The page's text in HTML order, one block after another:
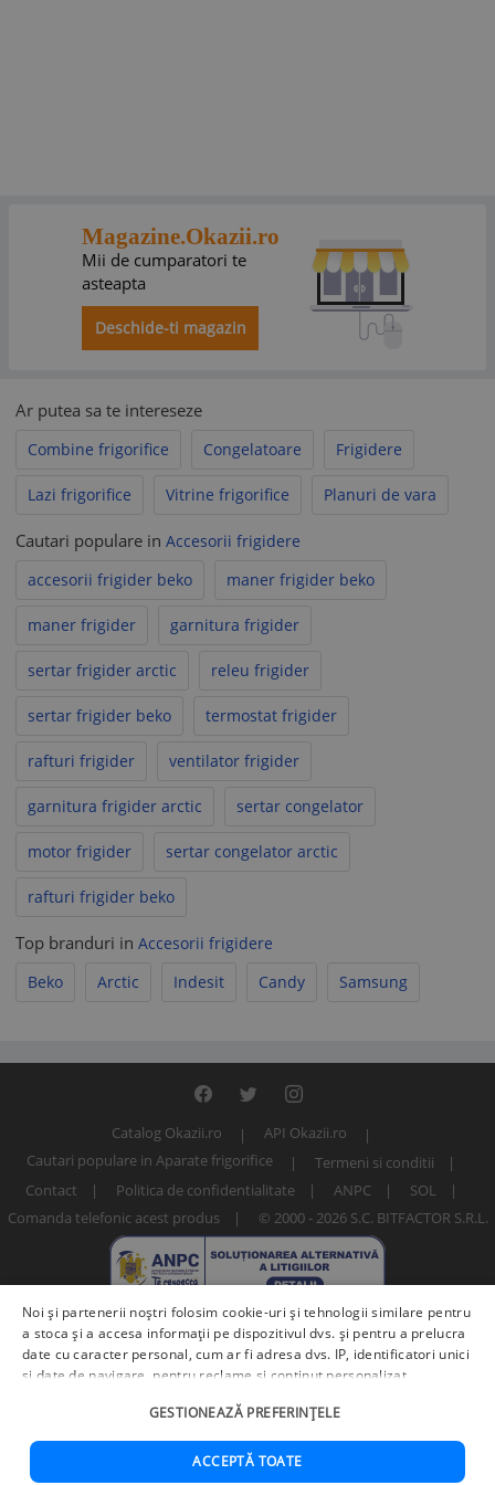
Magazine.Okazii.ro
Mii de cumparatori te
asteapta
Deschide-ti magazin
Ar putea sa te intereseze
Combine frigorifice Congelatoare Frigidere
Lazi frigorifice Vitrine frigorifice Planuri de vara
Cautari populare in Accesorii frigidere
accesorii frigider beko
maner frigider beko
maner frigider garnitura frigider
sertar frigider arctic releu frigider
sertar frigider beko termostat frigider
rafturi frigider ventilator frigider
garnitura frigider arctic sertar congelator
motor frigider sertar congelator arctic
rafturi frigider beko
Top branduri in Accesorii frigidere
Beko
Arctic Indesit Candy Samsung
Catalog Okazii.ro
API Okazii.ro
Cautari populare in Aparate frigorifice
Termeni si conditii
Contact
Politica de confidentialitate ANPC
SOL
Comanda telefonic acest produs
© 2000 - 2026 S.C. BITFACTOR S.R.L.
Numar articol: 263501248 / 4612
Noi și partenerii noștri folosim cookie-uri și tehnologii similare pentru
a stoca și a accesa informații pe dispozitivul dvs. și pentru a prelucra
date cu caracter personal, cum ar fi adresa dvs. IP, identificatori unici
și date de navigare, pentru reclame și conținut personalizat,
îmbunătățirea serviciilor.Furnizori terți (225)pot, de asemenea,
prelucra datele dvs. în aceste și alte scopuri, inclusiv folosind date
precise de geolocalizare și caracteristici ale dispozitivului. Opțiunile
dvs. se aplică doar acestui site web. Unii furnizori se pot baza pe
GESTIONEAZĂ PREFERINȚELE
ACCEPTĂ TOATE